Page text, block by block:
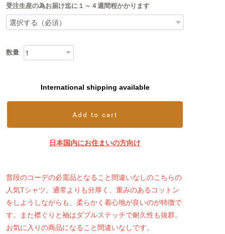
受注生産の為お届け迄に１～４週間程かかります
数量
International shipping available
Add to cart
日本国内にお住まいの方向け
普段のコーデの必需品となること間違いなしのこちらの
人気Tシャツ。通常よりも分厚く、重みのあるコットン
をしようしながらも、柔らかく着心地が良いのが特徴で
す。また襟ぐりと袖はダブルステッチで耐久性も抜群。
お気に入りの商品になること間違いなしです。